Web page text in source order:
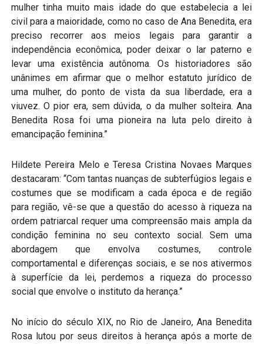
mulher tinha muito mais idade do que estabelecia a lei
civil para a maioridade, como no caso de Ana Benedita, era
preciso recorrer aos meios legais para garantir a
independência econômica, poder deixar o lar paterno e
levar uma existência autônoma. Os historiadores são
unânimes em afirmar que o melhor estatuto jurídico de
uma mulher, do ponto de vista da sua liberdade, era a
viuvez. O pior era, sem dúvida, o da mulher solteira. Ana
Benedita Rosa foi uma pioneira na luta pelo direito à
emancipação feminina.”
Hildete Pereira Melo e Teresa Cristina Novaes Marques
destacaram: “Com tantas nuanças de subterfúgios legais e
costumes que se modificam a cada época e de região
para região, vê-se que a questão do acesso à riqueza na
ordem patriarcal requer uma compreensão mais ampla da
condição feminina no seu contexto social. Sem uma
abordagem que envolva costumes, controle
comportamental e diferenças sociais, e se nos ativermos
à superfície da lei, perdemos a riqueza do processo
social que envolve o instituto da herança.”
No início do século XIX, no Rio de Janeiro, Ana Benedita
Rosa lutou por seus direitos à herança após a morte de